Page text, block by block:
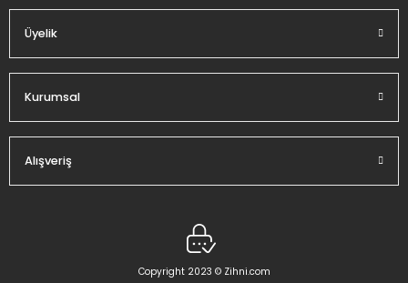
Üyelik
Kurumsal
Alışveriş
Copyright 2023 © Zihni.com